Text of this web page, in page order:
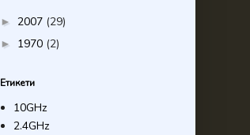
► 2007 (29)
► 1970 (2)
Етикети
10GHz
2.4GHz